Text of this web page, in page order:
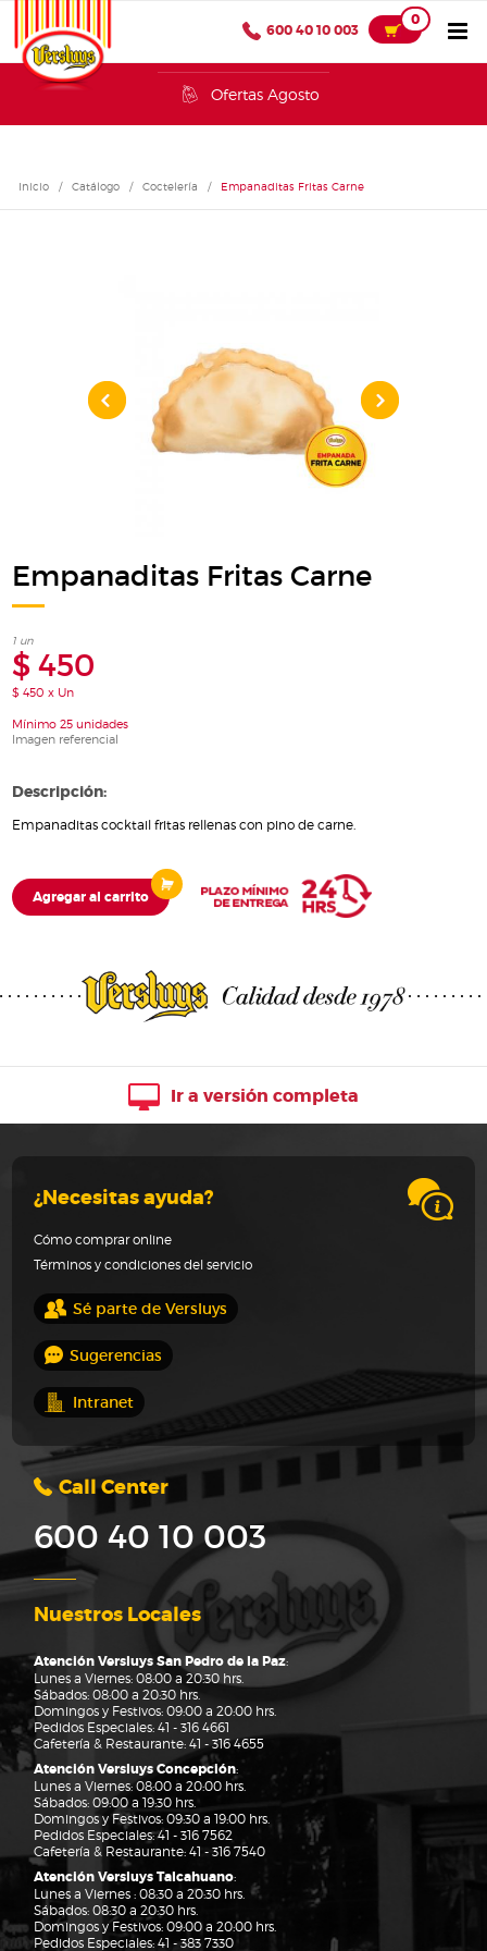
600 40 10 003
0
Ofertas Agosto
Inicio / Catálogo / Coctelería / Empanaditas Fritas Carne
Empanaditas Fritas Carne
1 un
$ 450
$ 450 x Un
Mínimo 25 unidades
Imagen referencial
Descripción:
Empanaditas cocktail fritas rellenas con pino de carne.
Agregar al carrito
Ir a versión completa
¿Necesitas ayuda?
Cómo comprar online
Términos y condiciones del servicio
Sé parte de Versluys
Sugerencias
Intranet
Call Center
600 40 10 003
Nuestros Locales
Atención Versluys San Pedro de la Paz:
Lunes a Viernes: 08:00 a 20:30 hrs.
Sábados: 08:00 a 20:30 hrs.
Domingos y Festivos: 09:00 a 20:00 hrs.
Pedidos Especiales:41 - 316 4661
Cafetería & Restaurante:41 - 316 4655
Atención Versluys Concepción:
Lunes a Viernes: 08:00 a 20:00 hrs.
Sábados: 09:00 a 19:30 hrs.
Domingos y Festivos: 09:30 a 19:00 hrs.
Pedidos Especiales:41 - 316 7562
Cafetería & Restaurante:41 - 316 7540
Atención Versluys Talcahuano:
Lunes a Viernes : 08:30 a 20:30 hrs.
Sábados: 08:30 a 20:30 hrs.
Domingos y Festivos: 09:00 a 20:00 hrs.
Pedidos Especiales:41 - 383 7330